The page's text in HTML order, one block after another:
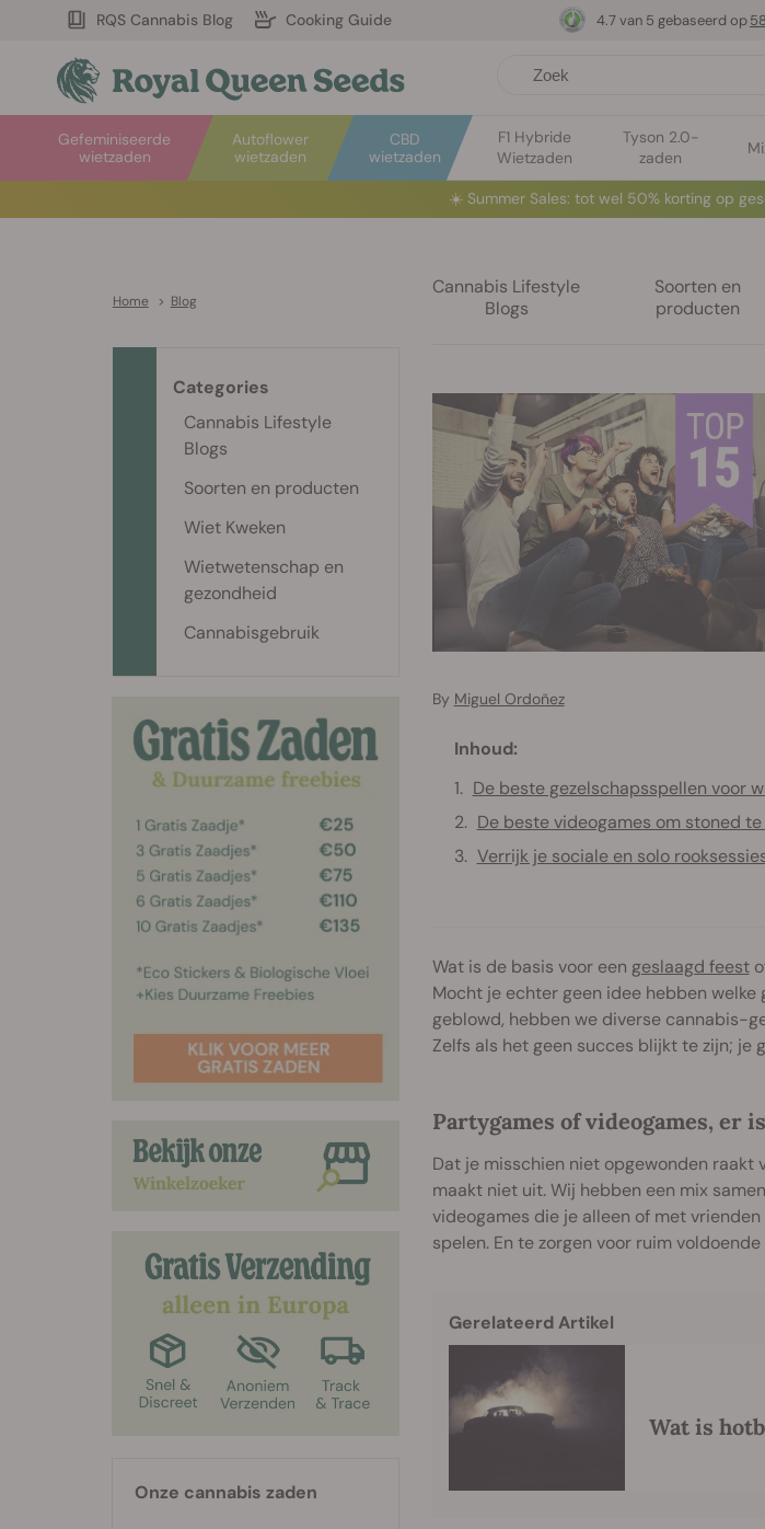
RQS Cannabis Blog Cooking Guide
Autoflower
wietzaden
Gefeminiseerde
wietzaden
CBD
wietzaden
F1 Hybride
Wietzaden
Tyson 2.0-
zaden
4.7 van 5 gebaseerd op
☀️Summer Sales: tot wel 50% korting op
Home > Blog
Cannabis Lifestyle
Blogs
Soorten en
producten
By Miguel Ordoñez
Inhoud:
De beste gezelschapsspellen voor
De beste videogames om stoned
Verrijk je sociale en solo
Wat is de basis voor een geslaagd feest
Mocht je echter geen idee hebben
geblowd, hebben we diverse cannabis-
Zelfs als het geen succes blijkt te zijn; je
Partygames of videogames, er
Dat je misschien niet opgewonden
maakt niet uit. Wij hebben een mix
videogames die je alleen of met
spelen. En te zorgen voor ruim
Gerelateerd Artikel
Wat is
Categories
Cannabis Lifestyle
Blogs
Soorten en producten
Wiet Kweken
Wietwetenschap en
gezondheid
Cannabisgebruik
Onze cannabis zaden